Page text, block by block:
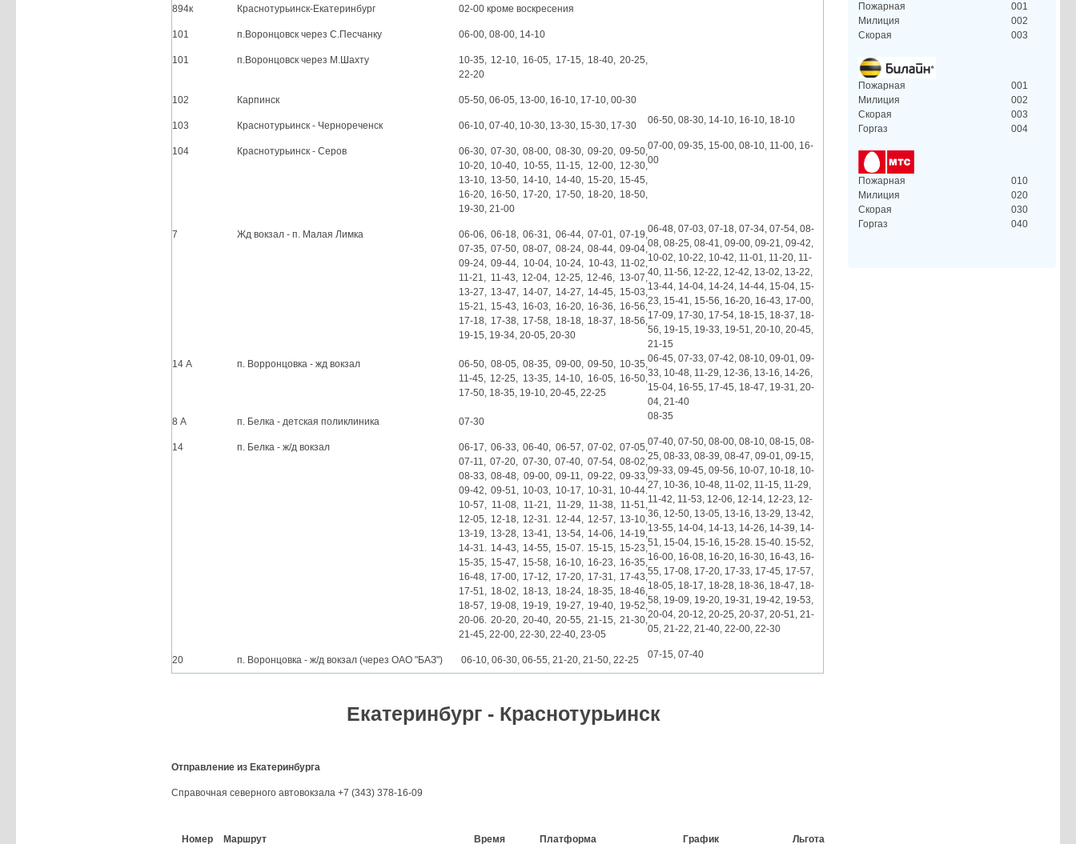
894к Краснотурьинск-Екатеринбург 02-00 кроме воскресения
101 п.Воронцовск через С.Песчанку 06-00, 08-00, 14-10
101 п.Воронцовск через М.Шахту
10-35, 12-10, 16-05, 17-15, 18-40, 20-25,
22-20
102 Карпинск 05-50, 06-05, 13-00, 16-10, 17-10, 00-30
103 Краснотурьинск - Чернореченск 06-10, 07-40, 10-30, 13-30, 15-30, 17-30 06-50, 08-30, 14-10, 16-10, 18-10
104 Краснотурьинск - Серов
06-30, 07-30, 08-00, 08-30, 09-20, 09-50,
10-20, 10-40, 10-55, 11-15, 12-00, 12-30,
13-10, 13-50, 14-10, 14-40, 15-20, 15-45,
16-20, 16-50, 17-20, 17-50, 18-20, 18-50,
19-30, 21-00
07-00, 09-35, 15-00, 08-10, 11-00, 16-
00
7 Жд вокзал - п. Малая Лимка
06-06, 06-18, 06-31, 06-44, 07-01, 07-19,
07-35, 07-50, 08-07, 08-24, 08-44, 09-04,
09-24, 09-44, 10-04, 10-24, 10-43, 11-02,
11-21, 11-43, 12-04, 12-25, 12-46, 13-07,
13-27, 13-47, 14-07, 14-27, 14-45, 15-03,
15-21, 15-43, 16-03, 16-20, 16-36, 16-56,
17-18, 17-38, 17-58, 18-18, 18-37, 18-56,
19-15, 19-34, 20-05, 20-30
06-48, 07-03, 07-18, 07-34, 07-54, 08-
08, 08-25, 08-41, 09-00, 09-21, 09-42,
10-02, 10-22, 10-42, 11-01, 11-20, 11-
40, 11-56, 12-22, 12-42, 13-02, 13-22,
13-44, 14-04, 14-24, 14-44, 15-04, 15-
23, 15-41, 15-56, 16-20, 16-43, 17-00,
17-09, 17-30, 17-54, 18-15, 18-37, 18-
56, 19-15, 19-33, 19-51, 20-10, 20-45,
21-15
14 А
п. Ворронцовка - жд вокзал
06-50, 08-05, 08-35, 09-00, 09-50, 10-35,
11-45, 12-25, 13-35, 14-10, 16-05, 16-50,
17-50, 18-35, 19-10, 20-45, 22-25
06-45, 07-33, 07-42, 08-10, 09-01, 09-
33, 10-48, 11-29, 12-36, 13-16, 14-26,
15-04, 16-55, 17-45, 18-47, 19-31, 20-
04, 21-40
8 А
п. Белка - детская поликлиника 07-30 08-35
14 п. Белка - ж/д вокзал
06-17, 06-33, 06-40, 06-57, 07-02, 07-05,
07-11, 07-20, 07-30, 07-40, 07-54, 08-02,
08-33, 08-48, 09-00, 09-11, 09-22, 09-33,
09-42, 09-51, 10-03, 10-17, 10-31, 10-44.
10-57, 11-08, 11-21, 11-29, 11-38, 11-51,
12-05, 12-18, 12-31. 12-44, 12-57, 13-10,
13-19, 13-28, 13-41, 13-54, 14-06, 14-19,
14-31. 14-43, 14-55, 15-07. 15-15, 15-23,
15-35, 15-47, 15-58, 16-10, 16-23, 16-35,
16-48, 17-00, 17-12, 17-20, 17-31, 17-43,
17-51, 18-02, 18-13, 18-24, 18-35, 18-46,
18-57, 19-08, 19-19, 19-27, 19-40, 19-52,
20-06. 20-20, 20-40, 20-55, 21-15, 21-30,
21-45, 22-00, 22-30, 22-40, 23-05
07-40, 07-50, 08-00, 08-10, 08-15, 08-
25, 08-33, 08-39, 08-47, 09-01, 09-15,
09-33, 09-45, 09-56, 10-07, 10-18, 10-
27, 10-36, 10-48, 11-02, 11-15, 11-29,
11-42, 11-53, 12-06, 12-14, 12-23, 12-
36, 12-50, 13-05, 13-16, 13-29, 13-42,
13-55, 14-04, 14-13, 14-26, 14-39, 14-
51, 15-04, 15-16, 15-28. 15-40. 15-52,
16-00, 16-08, 16-20, 16-30, 16-43, 16-
55, 17-08, 17-20, 17-33, 17-45, 17-57,
18-05, 18-17, 18-28, 18-36, 18-47, 18-
58, 19-09, 19-20, 19-31, 19-42, 19-53,
20-04, 20-12, 20-25, 20-37, 20-51, 21-
05, 21-22, 21-40, 22-00, 22-30
20 п. Воронцовка - ж/д вокзал (через ОАО "БАЗ") 06-10, 06-30, 06-55, 21-20, 21-50, 22-25 07-15, 07-40
Екатеринбург - Краснотурьинск
Отправление из Екатеринбурга
Справочная северного автовокзала +7 (343) 378-16-09
Номер Маршрут Время Платформа График
Льгота
Пожарная
001
Милиция
002
Скорая
003
Пожарная
001
Милиция
002
Скорая
003
Горгаз
004
Пожарная
010
Милиция
020
Скорая
030
Горгаз
040